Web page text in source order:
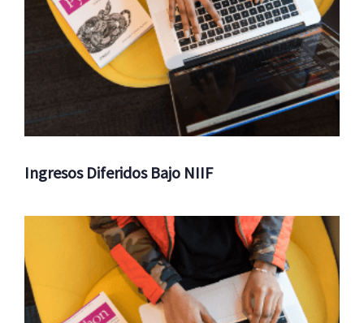
Ingresos Diferidos Bajo NIIF